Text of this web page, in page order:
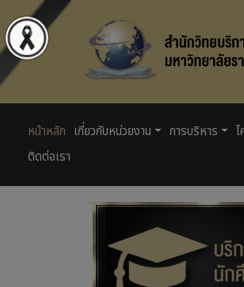
หน้าหลัก เกี่ยวกับหน่วยงาน การบริหาร
ติดต่อเรา